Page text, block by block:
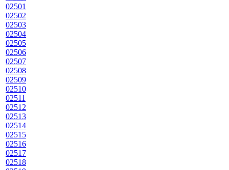
02501
02502
02503
02504
02505
02506
02507
02508
02509
02510
02511
02512
02513
02514
02515
02516
02517
02518